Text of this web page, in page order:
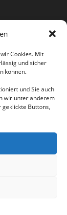
Cookies. Mit
und sicher
können.
und Sie auch
wir unter anderem
Buttons,